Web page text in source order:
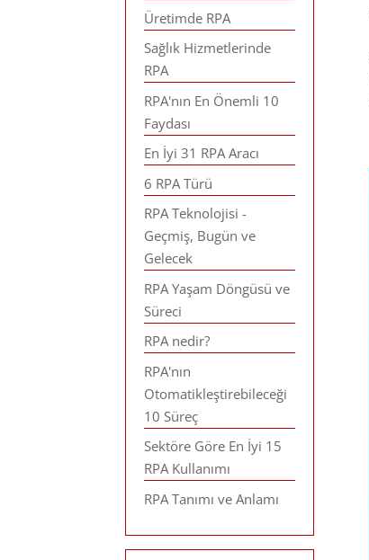
Üretimde RPA
Sağlık Hizmetlerinde
RPA
RPA'nın En Önemli 10
Faydası
En İyi 31 RPA Aracı
6 RPA Türü
RPA Teknolojisi -
Geçmiş, Bugün ve
Gelecek
RPA Yaşam Döngüsü ve
Süreci
RPA nedir?
RPA'nın
Otomatikleştirebileceği
10 Süreç
Sektöre Göre En İyi 15
RPA Kullanımı
RPA Tanımı ve Anlamı